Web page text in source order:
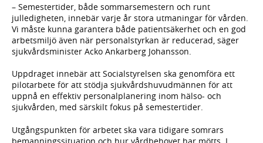
– Semestertider, både sommarsemestern och runt
julledigheten, innebär varje år stora utmaningar för vården.
Vi måste kunna garantera både patientsäkerhet och en god
arbetsmiljö även när personalstyrkan är reducerad, säger
sjukvårdsminister Acko Ankarberg Johansson.
Uppdraget innebär att Socialstyrelsen ska genomföra ett
pilotarbete för att stödja sjukvårdshuvudmännen för att
uppnå en effektiv personalplanering inom hälso- och
sjukvården, med särskilt fokus på semestertider.
Utgångspunkten för arbetet ska vara tidigare somrars